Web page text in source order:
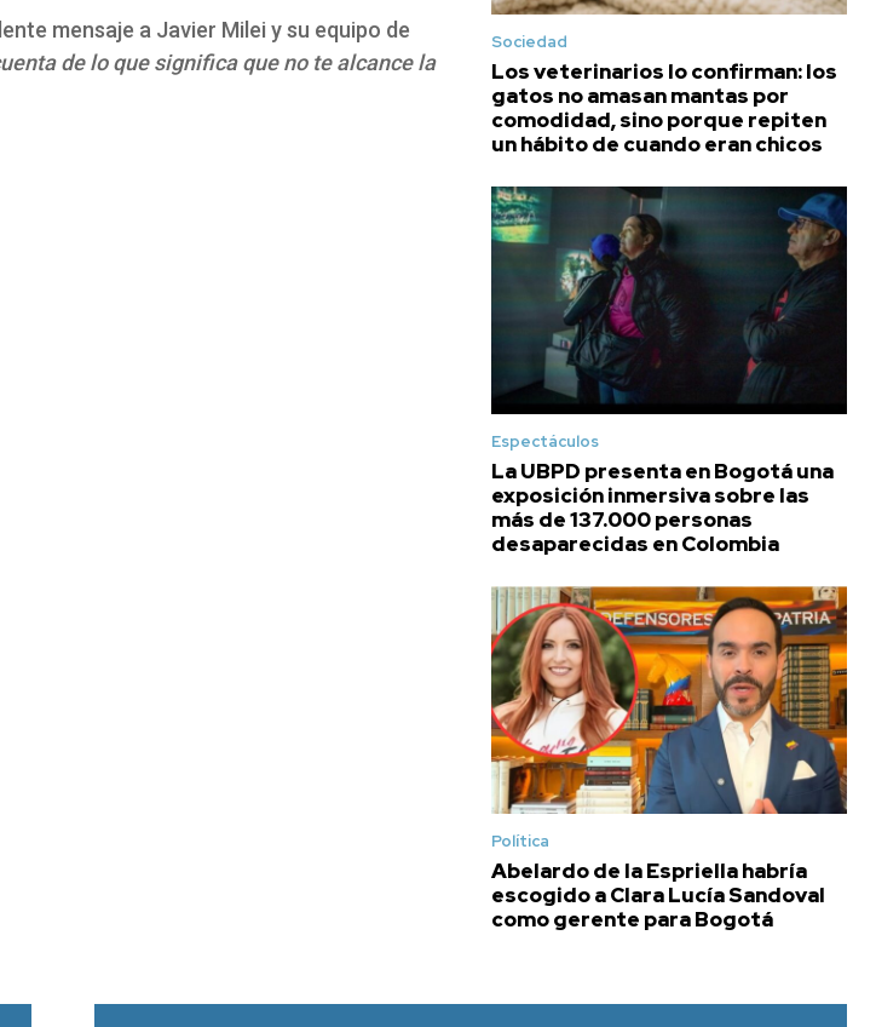
mensaje a Javier Milei y su equipo de
de lo que significa que no te alcance la
Sociedad
Los veterinarios lo confirman: los
gatos no amasan mantas por
comodidad, sino porque repiten
un hábito de cuando eran chicos
Espectáculos
La UBPD presenta en Bogotá una
exposición inmersiva sobre las
más de 137.000 personas
desaparecidas en Colombia
Política
Abelardo de la Espriella habría
escogido a Clara Lucía Sandoval
como gerente para Bogotá